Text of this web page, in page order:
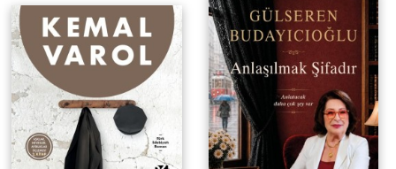
Anlatacak Daha Çok Şey Var